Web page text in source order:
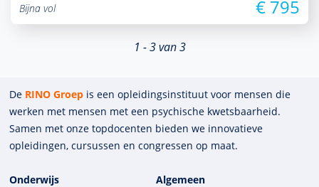
Bijna vol
€ 795
1 - 3 van 3
De RINO Groep is een opleidings­insti­tuut voor mensen die
werken met mensen met een psychische kwets­baar­heid.
Samen met onze top­docenten bieden we innova­tieve
opleidingen, cursussen en congres­sen op maat.
Onderwijs
Algemeen